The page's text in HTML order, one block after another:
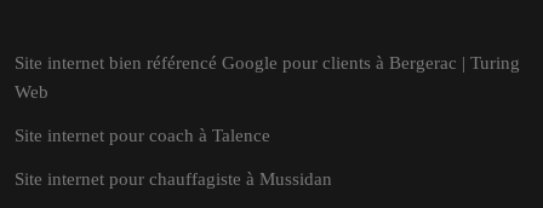
Site internet bien référencé Google pour clients à Bergerac | Turing
Web
Site internet pour coach à Talence
Site internet pour chauffagiste à Mussidan